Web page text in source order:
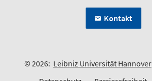
Kontakt
© 2026: Leibniz Universität Hannover